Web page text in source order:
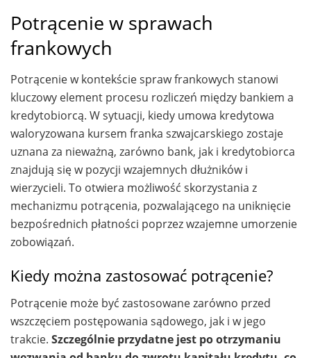
Potrącenie w sprawach
frankowych
Potrącenie w kontekście spraw frankowych stanowi
kluczowy element procesu rozliczeń między bankiem a
kredytobiorcą. W sytuacji, kiedy umowa kredytowa
waloryzowana kursem franka szwajcarskiego zostaje
uznana za nieważną, zarówno bank, jak i kredytobiorca
znajdują się w pozycji wzajemnych dłużników i
wierzycieli. To otwiera możliwość skorzystania z
mechanizmu potrącenia, pozwalającego na uniknięcie
bezpośrednich płatności poprzez wzajemne umorzenie
zobowiązań.
Kiedy można zastosować potrącenie?
Potrącenie może być zastosowane zarówno przed
wszczęciem postępowania sądowego, jak i w jego
trakcie. Szczególnie przydatne jest po otrzymaniu